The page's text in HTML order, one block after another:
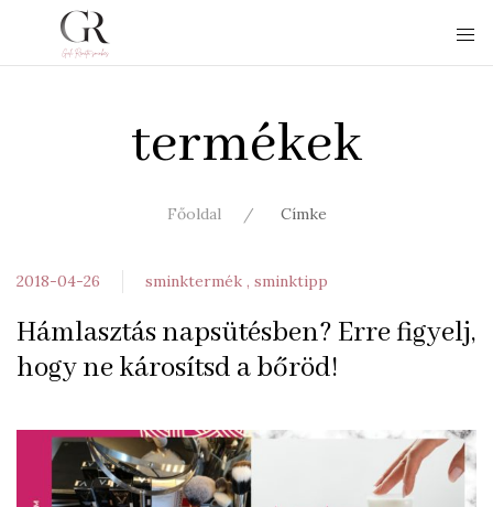
termékek
Főoldal Címke
2018-04-26 sminktermék sminktipp
Hámlasztás napsütésben? Erre figyelj,
hogy ne károsítsd a bőröd!